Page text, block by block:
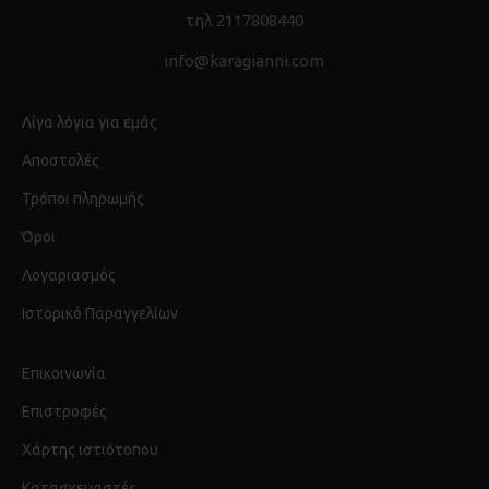
τηλ 2117808440
info@karagianni.com
Λίγα λόγια για εμάς
Αποστολές
Τρόποι πληρωμής
Όροι
Λογαριασμός
Ιστορικό Παραγγελίων
Επικοινωνία
Επιστροφές
Χάρτης ιστιότοπου